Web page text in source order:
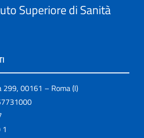
Superiore di Sanità
299, 00161 – Roma (I)